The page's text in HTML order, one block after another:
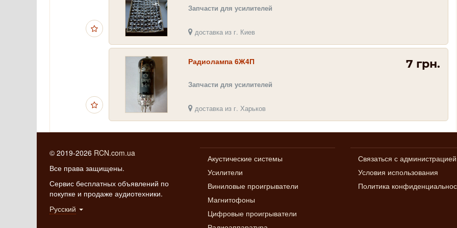
Запчасти для усилителей
доставка из г. Киев
Радиолампа 6Ж4П
Запчасти для усилителей
доставка из г. Харьков
7 грн.
© 2019-2026 RCN.com.ua
Все права защищены.
Сервис бесплатных объявлений по
покупке и продаже аудиотехники.
Русский
Акустические системы
Усилители
Виниловые проигрыватели
Магнитофоны
Цифровые проигрыватели
Связаться с администрацией
Условия использования
Политика